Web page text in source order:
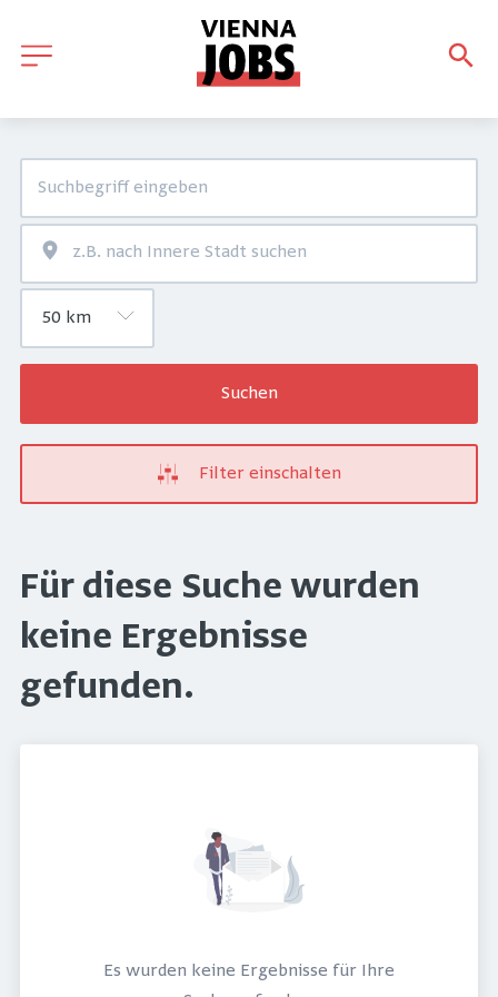
Suchen
Filter einschalten
Für diese Suche wurden
keine Ergebnisse
gefunden.
Es wurden keine Ergebnisse für Ihre